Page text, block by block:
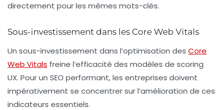
directement pour les mêmes mots-clés.
Sous-investissement dans les Core Web Vitals
Un sous-investissement dans l’optimisation des Core
Web Vitals freine l’efficacité des modèles de scoring
UX. Pour un SEO performant, les entreprises doivent
impérativement se concentrer sur l’amélioration de ces
indicateurs essentiels.